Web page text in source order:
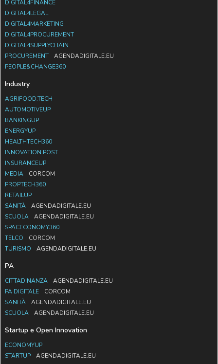
DIGITAL4FINANCE
DIGITAL4LEGAL
DIGITAL4MARKETING
DIGITAL4PROCUREMENT
DIGITAL4SUPPLYCHAIN
PROCUREMENT
AGENDADIGITALE.EU
PEOPLE&CHANGE360
Industry
AGRIFOOD.TECH
AUTOMOTIVEUP
BANKINGUP
ENERGYUP
HEALTHTECH360
INNOVATION POST
INSURANCEUP
MEDIA
CORCOM
PROPTECH360
RETAILUP
SANITÀ
AGENDADIGITALE.EU
SCUOLA
AGENDADIGITALE.EU
SPACECONOMY360
TELCO
CORCOM
TURISMO
AGENDADIGITALE.EU
PA
CITTADINANZA
AGENDADIGITALE.EU
PA DIGITALE
CORCOM
SANITÀ
AGENDADIGITALE.EU
SCUOLA
AGENDADIGITALE.EU
Startup e Open Innovation
ECONOMYUP
STARTUP
AGENDADIGITALE.EU